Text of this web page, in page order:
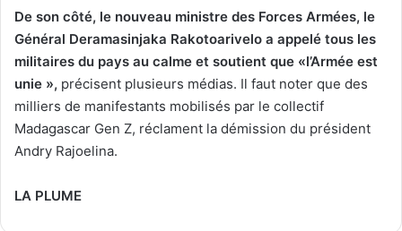
De son côté, le nouveau ministre des Forces Armées, le
Général Deramasinjaka Rakotoarivelo a appelé tous les
militaires du pays au calme et soutient que «l’Armée est
unie », précisent plusieurs médias. Il faut noter que des
milliers de manifestants mobilisés par le collectif
Madagascar Gen Z, réclament la démission du président
Andry Rajoelina.
LA PLUME